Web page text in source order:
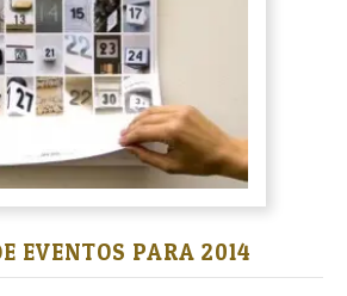
EVENTOS PARA 2014